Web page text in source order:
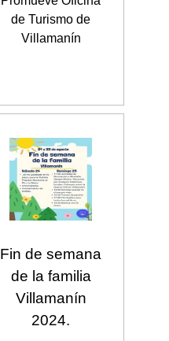
de Turismo de
Villamanín
Fin de semana
de la familia
Villamanín
2024.